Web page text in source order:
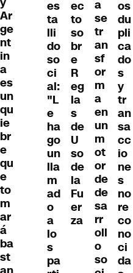
Ar
ge
nt
in
a
es
un
qu
ie
br
e
qu
e
to
m
ar
á
ba
st
es
ta
lli
do
so
ci
al:
"L
e
ha
go
un
lla
m
ad
o
a
lo
s
pa
ec
to
so
br
e
R
eg
la
s
de
U
so
de
la
Fu
er
za
a
se
tr
an
sf
or
m
a
en
un
m
ot
or
de
de
sa
rr
oll
o
so
os
du
pli
ca
do
s
y
tr
an
sa
cc
io
ne
s
no
re
co
no
ci
da